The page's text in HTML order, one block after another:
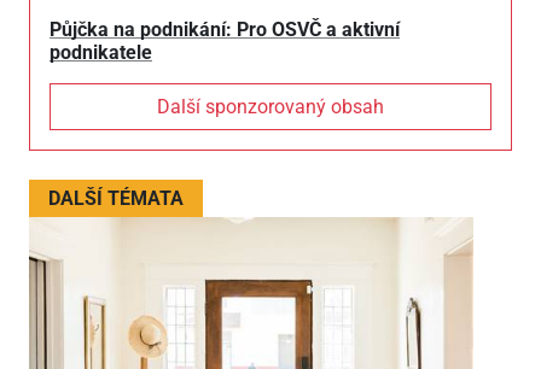
Půjčka na podnikání: Pro OSVČ a aktivní
podnikatele
Další sponzorovaný obsah
DALŠÍ TÉMATA